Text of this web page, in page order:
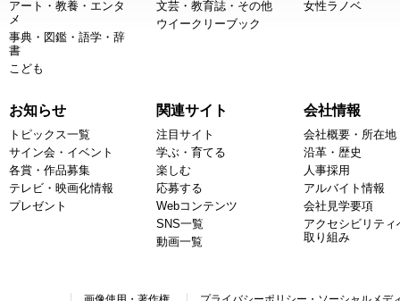
アート・教養・エンタ
メ
事典・図鑑・語学・辞
書
こども
文芸・教育誌・その他
ウイークリーブック
女性ラノベ
お知らせ
トピックス一覧
サイン会・イベント
各賞・作品募集
テレビ・映画化情報
プレゼント
関連サイト
注目サイト
学ぶ・育てる
楽しむ
応募する
Webコンテンツ
SNS一覧
動画一覧
会社情報
会社概要・所在地
沿革・歴史
人事採用
アルバイト情報
会社見学要項
アクセシビリティ
取り組み